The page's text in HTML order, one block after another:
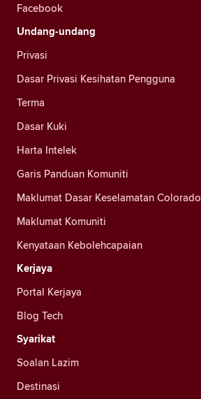
Facebook
Undang-undang
Privasi
Dasar Privasi Kesihatan Pengguna
Terma
Dasar Kuki
Harta Intelek
Garis Panduan Komuniti
Maklumat Dasar Keselamatan Colorado
Maklumat Komuniti
Kenyataan Kebolehcapaian
Kerjaya
Portal Kerjaya
Blog Tech
Syarikat
Soalan Lazim
Destinasi